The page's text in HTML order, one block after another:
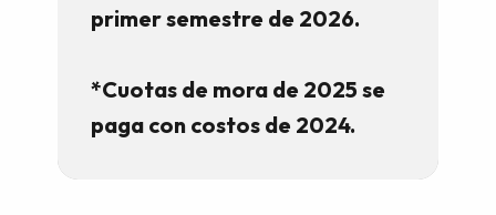
primer semestre de 2026.
*Cuotas de mora de 2025 se
paga con costos de 2024.